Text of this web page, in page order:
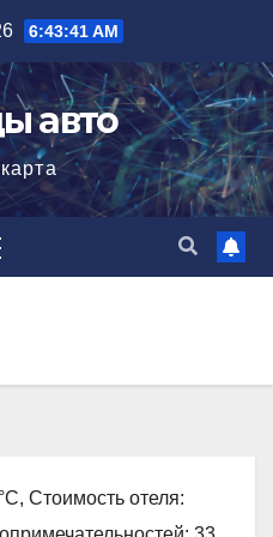
6:43:42 AM
авто
Стоимость отеля: